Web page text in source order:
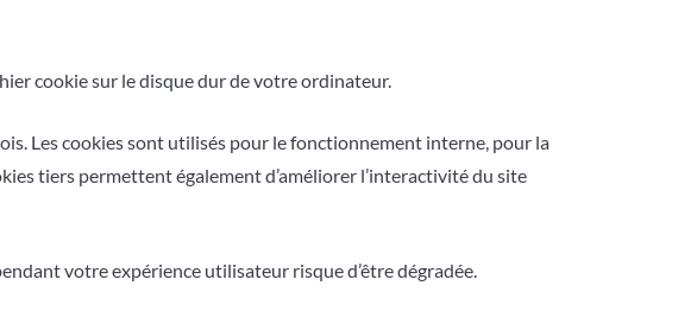
cookie sur le disque dur de votre ordinateur.
Les cookies sont utilisés pour le fonctionnement interne, pour la
tiers permettent également d’améliorer l’interactivité du site
votre expérience utilisateur risque d’être dégradée.